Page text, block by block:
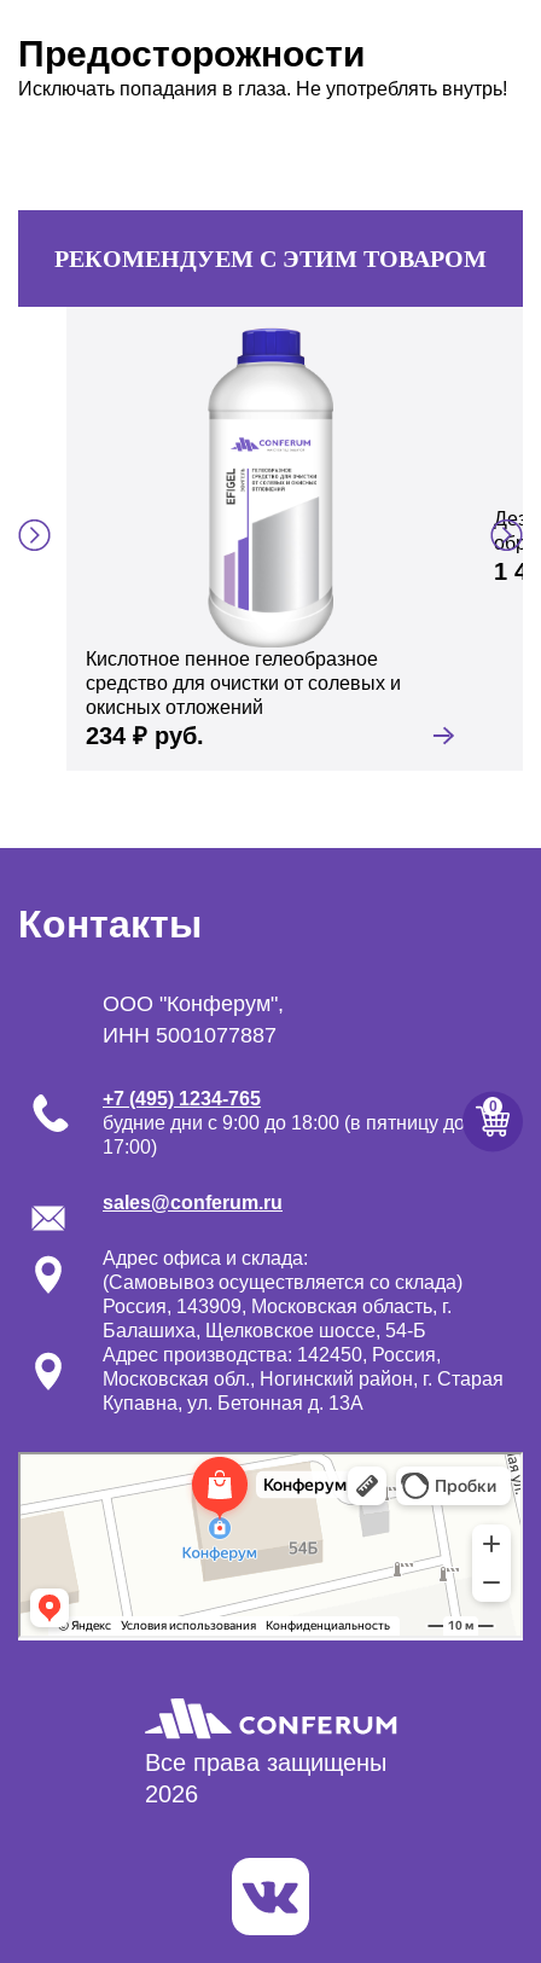
Предосторожности
Исключать попадания в глаза. Не употреблять внутрь!
РЕКОМЕНДУЕМ С ЭТИМ ТОВАРОМ
Кислотное пенное гелеобразное
средство для очистки от солевых и
окисных отложений
234 ₽ руб.
1
Контакты
ООО "Конферум",
ИНН 5001077887
+7 (495) 1234-765
будние дни с 9:00 до 18:00 (в пятницу до
17:00)
sales@conferum.ru
Адрес офиса и склада:
(Самовывоз осуществляется со склада)
Россия, 143909, Московская область, г.
Балашиха, Щелковское шоссе, 54-Б
Адрес производства: 142450, Россия,
Московская обл., Ногинский район, г. Старая
Купавна, ул. Бетонная д. 13А
Все права защищены
2026